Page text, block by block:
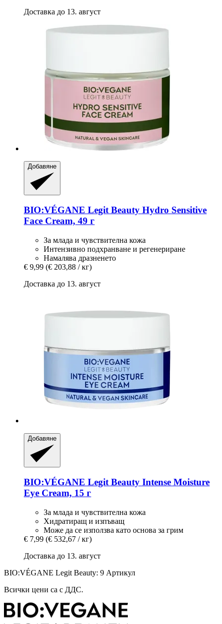
Доставка до 13. август
Добавяне
BIO:VÉGANE Legit Beauty Hydro Sensitive
Face Cream, 49 г
За млада и чувствителна кожа
Интензивно подхранване и регенериране
Намалява дразненето
€ 9,99 (€ 203,88 / кг)
Доставка до 13. август
Добавяне
BIO:VÉGANE Legit Beauty Intense Moisture
Eye Cream, 15 г
За млада и чувствителна кожа
Хидратиращ и изпъващ
Може да се използва като основа за грим
€ 7,99 (€ 532,67 / кг)
Доставка до 13. август
BIO:VÉGANE Legit Beauty: 9 Артикул
Всички цени са с ДДС.